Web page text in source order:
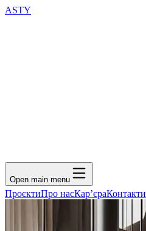
ASTY
Open main menu
ПроєктиПро насКар’єраКонтакти